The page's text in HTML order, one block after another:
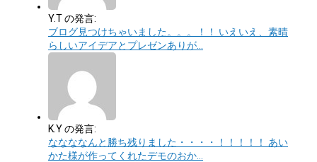
Y.T の発言:
ブログ見つけちゃいました。。。！！ いえいえ、素晴
らしいアイデアとプレゼンありが…
K.Y の発言:
ななななんと勝ち残りました・・・・！！！！！ あい
かた様が作ってくれたデモのおか…